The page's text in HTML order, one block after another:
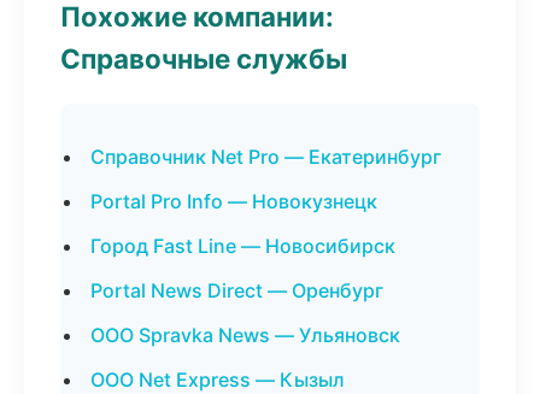
Похожие компании:
Справочные службы
Справочник Net Pro — Екатеринбург
Portal Pro Info — Новокузнецк
Город Fast Line — Новосибирск
Portal News Direct — Оренбург
ООО Spravka News — Ульяновск
ООО Net Express — Кызыл